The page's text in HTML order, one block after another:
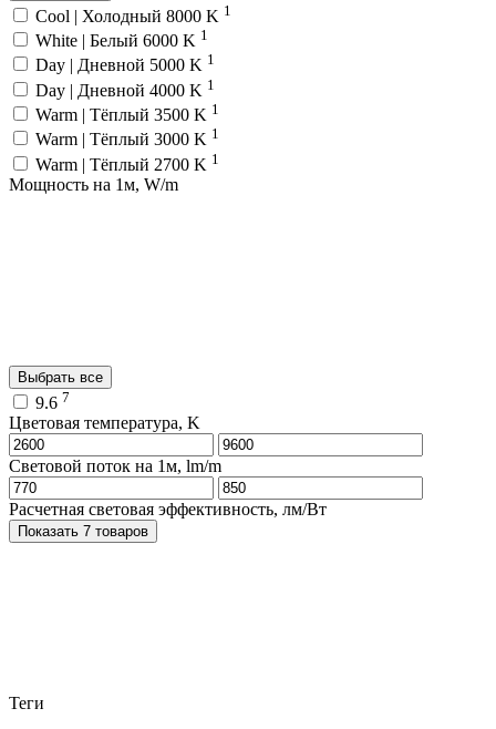
Cool | Холодный 8000 K 1
White | Белый 6000 K 1
Day | Дневной 5000 K 1
Day | Дневной 4000 K 1
Warm | Тёплый 3500 K 1
Warm | Тёплый 3000 K 1
Warm | Тёплый 2700 K 1
Мощность на 1м, W/m
Выбрать все
9.6 7
Цветовая температура, K
Световой поток на 1м, lm/m
Расчетная световая эффективность, лм/Вт
Показать 7 товаров
Теги